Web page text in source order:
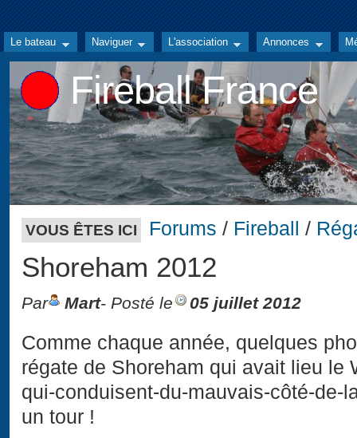
Le bateau Naviguer L'association Annonces
Fireball France
VOUS ÊTES ICI Forums / Fireball /
Shoreham 2012
Par Mart- Posté le 05 juillet 2012
Comme chaque année, quelques
régate de Shoreham qui avait lieu le
qui-conduisent-du-mauvais-côté-de-
un tour !